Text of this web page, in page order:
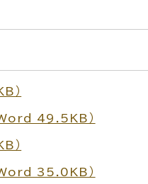
）
Word 49.5KB）
）
Word 35.0KB）